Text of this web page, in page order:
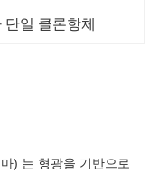
일 클론항체
) 는 형광을 기반으로